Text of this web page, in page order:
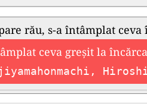
rău, s-a întâmplat
ceva greșit la